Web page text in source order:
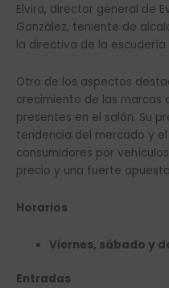
Elvira, director general de
González, teniente de
la directiva de la escudería
Otro de los aspectos
crecimiento de las marcas
presentes en el salón. Su
tendencia del mercado y
consumidores por
precio y una fuerte
Horarios
Viernes, sábado y
Entradas